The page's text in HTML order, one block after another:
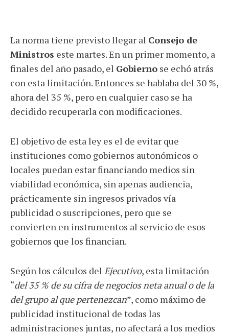
La norma tiene previsto llegar al Consejo de
Ministros este martes. En un primer momento, a
finales del año pasado, el Gobierno se echó atrás
con esta limitación. Entonces se hablaba del 30 %,
ahora del 35 %, pero en cualquier caso se ha
decidido recuperarla con modificaciones.
El objetivo de esta ley es el de evitar que
instituciones como gobiernos autonómicos o
locales puedan estar financiando medios sin
viabilidad económica, sin apenas audiencia,
prácticamente sin ingresos privados vía
publicidad o suscripciones, pero que se
convierten en instrumentos al servicio de esos
gobiernos que los financian.
Según los cálculos del Ejecutivo, esta limitación
“del 35 % de su cifra de negocios neta anual o de la
del grupo al que pertenezcan”, como máximo de
publicidad institucional de todas las
administraciones juntas, no afectará a los medios